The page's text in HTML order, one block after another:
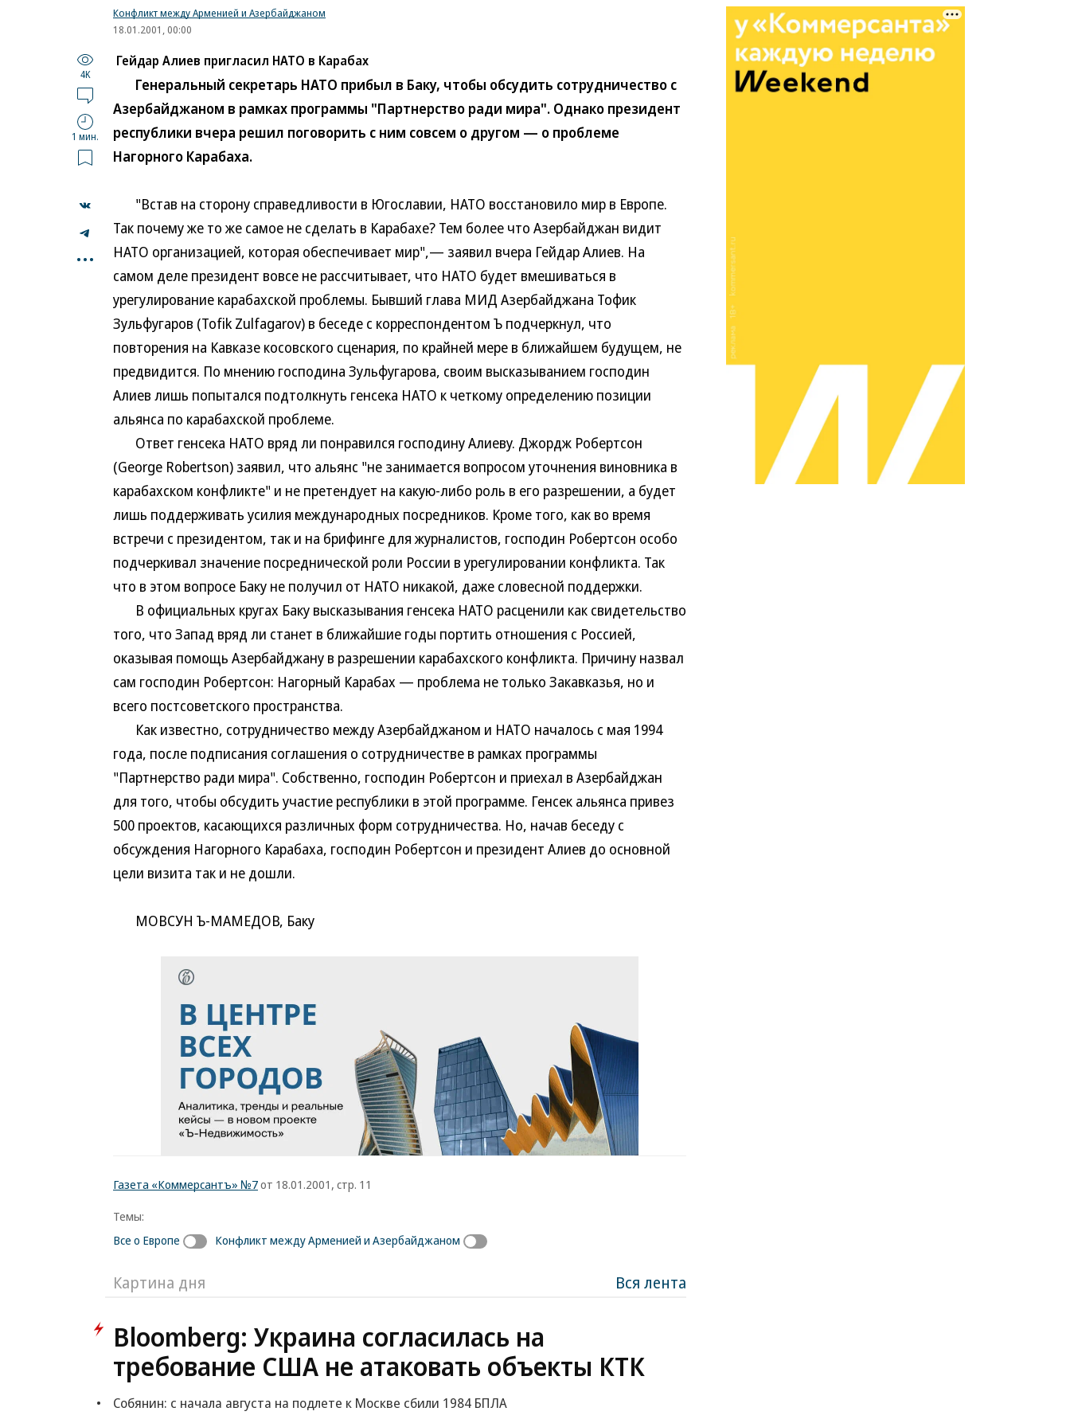
Конфликт между Арменией и Азербайджаном
18.01.2001, 00:00
4K
1 мин.
...
Гейдар Алиев пригласил НАТО в Карабах
Генеральный секретарь НАТО прибыл в Баку, чтобы обсудить сотрудничество с
Азербайджаном в рамках программы "Партнерство ради мира". Однако президент
республики вчера решил поговорить с ним совсем о другом — о проблеме
Нагорного Карабаха.
"Встав на сторону справедливости в Югославии, НАТО восстановило мир в Европе.
Так почему же то же самое не сделать в Карабахе? Тем более что Азербайджан видит
НАТО организацией, которая обеспечивает мир",— заявил вчера Гейдар Алиев. На
самом деле президент вовсе не рассчитывает, что НАТО будет вмешиваться в
урегулирование карабахской проблемы. Бывший глава МИД Азербайджана Тофик
Зульфугаров (Tofik Zulfagarov) в беседе с корреспондентом Ъ подчеркнул, что
повторения на Кавказе косовского сценария, по крайней мере в ближайшем будущем, не
предвидится. По мнению господина Зульфугарова, своим высказыванием господин
Алиев лишь попытался подтолкнуть генсека НАТО к четкому определению позиции
альянса по карабахской проблеме.
Ответ генсека НАТО вряд ли понравился господину Алиеву. Джордж Робертсон
(George Robertson) заявил, что альянс "не занимается вопросом уточнения виновника в
карабахском конфликте" и не претендует на какую-либо роль в его разрешении, а будет
лишь поддерживать усилия международных посредников. Кроме того, как во время
встречи с президентом, так и на брифинге для журналистов, господин Робертсон особо
подчеркивал значение посреднической роли России в урегулировании конфликта. Так
что в этом вопросе Баку не получил от НАТО никакой, даже словесной поддержки.
В официальных кругах Баку высказывания генсека НАТО расценили как свидетельство
того, что Запад вряд ли станет в ближайшие годы портить отношения с Россией,
оказывая помощь Азербайджану в разрешении карабахского конфликта. Причину назвал
сам господин Робертсон: Нагорный Карабах — проблема не только Закавказья, но и
всего постсоветского пространства.
Как известно, сотрудничество между Азербайджаном и НАТО началось с мая 1994
года, после подписания соглашения о сотрудничестве в рамках программы
"Партнерство ради мира". Собственно, господин Робертсон и приехал в Азербайджан
для того, чтобы обсудить участие республики в этой программе. Генсек альянса привез
500 проектов, касающихся различных форм сотрудничества. Но, начав беседу с
обсуждения Нагорного Карабаха, господин Робертсон и президент Алиев до основной
цели визита так и не дошли.
МОВСУН Ъ-МАМЕДОВ, Баку
Газета «Коммерсантъ» №7от 18.01.2001, стр. 11
Темы:
Все о Европе
Конфликт между Арменией и Азербайджаном
Картина дня Вся лента
Bloomberg: Украина согласилась на
требование США не атаковать объекты КТК
Собянин: с начала августа на подлете к Москве сбили 1984 БПЛА